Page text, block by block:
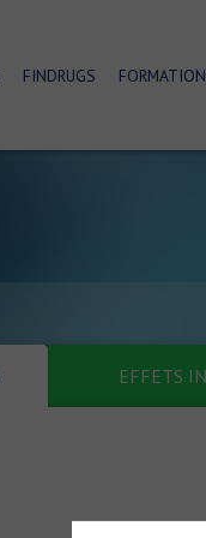
FINDRUGS FORMATION
EFFETS